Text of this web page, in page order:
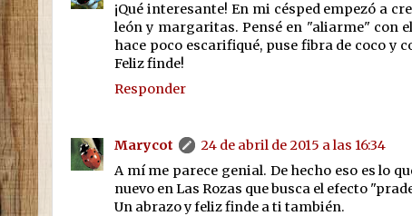
¡Qué interesante! En mi césped empezó a
león y margaritas. Pensé en "aliarme" con
hace poco escarifiqué, puse fibra de coco y
Feliz finde!
Responder
Marycot
24 de abril de 2015 a las 16:34
A mí me parece genial. De hecho eso es lo
nuevo en Las Rozas que busca el efecto
Un abrazo y feliz finde a ti también.